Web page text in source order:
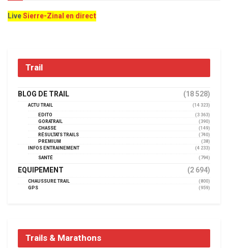
LiveSierre-Zinal en direct
Trail
BLOG DE TRAIL (18 528)
ACTU TRAIL
(14 323)
EDITO
(3 363)
GORATRAIL
(390)
CHASSE
(149)
RÉSULTATS TRAILS
(740)
PREMIUM
(38)
INFOS ENTRAINEMENT
(4 233)
SANTÉ
(794)
EQUIPEMENT (2 694)
CHAUSSURE TRAIL
(800)
GPS
(959)
Trails & Marathons